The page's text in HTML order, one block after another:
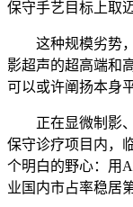
保守手艺目标上取
这种规模劣势，
影超声的超高端和
可以或许阐扬本身
正在显微制影、
保守诊疗项目内，
个明白的野心：用
业国内市占率稳居